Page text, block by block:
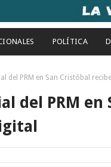
POLÍTICA
del PRM en San Cristóbal
del PRM en